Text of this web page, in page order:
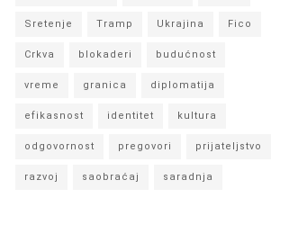
Sretenje Tramp Ukrajina Fico
Crkva blokaderi budućnost
vreme granica diplomatija
efikasnost identitet kultura
odgovornost pregovori prijateljstvo
razvoj saobraćaj saradnja